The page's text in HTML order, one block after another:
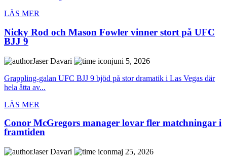
LÄS MER
Nicky Rod och Mason Fowler vinner stort på UFC
BJJ 9
Jaser Davari
juni 5, 2026
Grappling-galan UFC BJJ 9 bjöd på stor dramatik i Las Vegas där
hela åtta av...
LÄS MER
Conor McGregors manager lovar fler matchningar i
framtiden
Jaser Davari
maj 25, 2026